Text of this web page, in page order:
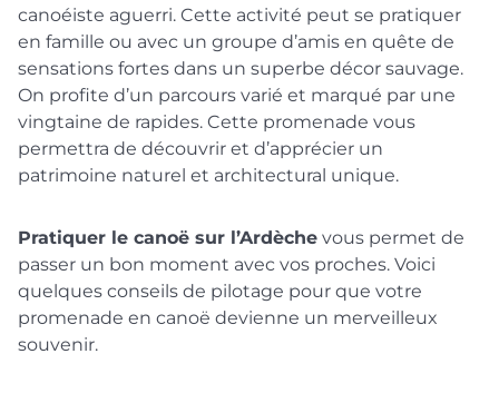
canoéiste aguerri. Cette activité peut se pratiquer
en famille ou avec un groupe d’amis en quête de
sensations fortes dans un superbe décor sauvage.
On profite d’un parcours varié et marqué par une
vingtaine de rapides. Cette promenade vous
permettra de découvrir et d’apprécier un
patrimoine naturel et architectural unique.
Pratiquer le canoë sur l’Ardèche vous permet de
passer un bon moment avec vos proches. Voici
quelques conseils de pilotage pour que votre
promenade en canoë devienne un merveilleux
souvenir.